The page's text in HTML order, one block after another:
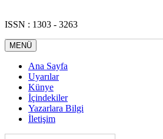
ISSN : 1303 - 3263
MENÜ
Ana Sayfa
Uyarılar
Künye
İçindekiler
Yazarlara Bilgi
İletişim